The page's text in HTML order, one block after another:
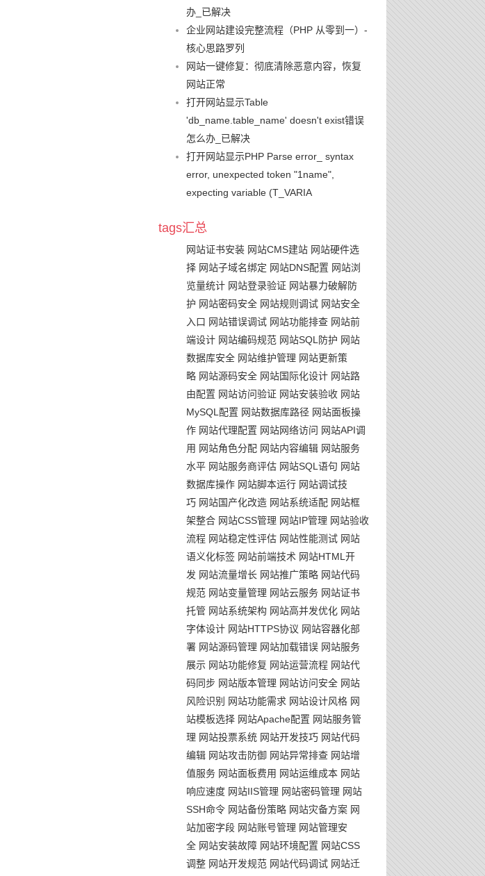
办_已解决
企业网站建设完整流程（PHP 从零到一）-
核心思路罗列
网站一键修复：彻底清除恶意内容，恢复
网站正常
打开网站显示Table
'db_name.table_name' doesn't exist错误
怎么办_已解决
打开网站显示PHP Parse error_ syntax
error, unexpected token "1name",
expecting variable (T_VARIA
tags汇总
网站证书安装 网站CMS建站 网站硬件选
择 网站子域名绑定 网站DNS配置 网站浏
览量统计 网站登录验证 网站暴力破解防
护 网站密码安全 网站规则调试 网站安全
入口 网站错误调试 网站功能排查 网站前
端设计 网站编码规范 网站SQL防护 网站
数据库安全 网站维护管理 网站更新策
略 网站源码安全 网站国际化设计 网站路
由配置 网站访问验证 网站安装验收 网站
MySQL配置 网站数据库路径 网站面板操
作 网站代理配置 网站网络访问 网站API调
用 网站角色分配 网站内容编辑 网站服务
水平 网站服务商评估 网站SQL语句 网站
数据库操作 网站脚本运行 网站调试技
巧 网站国产化改造 网站系统适配 网站框
架整合 网站CSS管理 网站IP管理 网站验收
流程 网站稳定性评估 网站性能测试 网站
语义化标签 网站前端技术 网站HTML开
发 网站流量增长 网站推广策略 网站代码
规范 网站变量管理 网站云服务 网站证书
托管 网站系统架构 网站高并发优化 网站
字体设计 网站HTTPS协议 网站容器化部
署 网站源码管理 网站加载错误 网站服务
展示 网站功能修复 网站运营流程 网站代
码同步 网站版本管理 网站访问安全 网站
风险识别
网站功能需求 网站设计风格 网
站模板选择 网站Apache配置 网站服务管
理 网站投票系统 网站开发技巧 网站代码
编辑 网站攻击防御 网站异常排查 网站增
值服务 网站面板费用 网站运维成本 网站
响应速度 网站IIS管理 网站密码管理 网站
SSH命令 网站备份策略 网站灾备方案 网
站加密字段 网站账号管理 网站管理安
全 网站安装故障 网站环境配置 网站CSS
调整 网站开发规范 网站代码调试 网站迁